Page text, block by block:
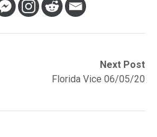
Next Post
Florida Vice 06/05/20